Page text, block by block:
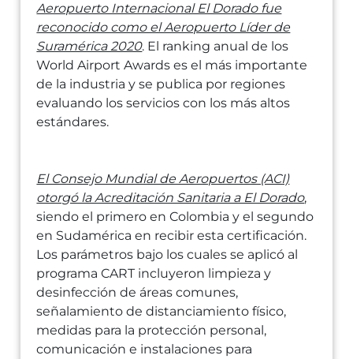
Aeropuerto Internacional El Dorado fue
reconocido como el Aeropuerto Líder de
Suramérica 2020. El ranking anual de los
World Airport Awards es el más importante
de la industria y se publica por regiones
evaluando los servicios con los más altos
estándares.
El Consejo Mundial de Aeropuertos (ACI)
otorgó la Acreditación Sanitaria a El Dorado,
siendo el primero en Colombia y el segundo
en Sudamérica en recibir esta certificación.
Los parámetros bajo los cuales se aplicó al
programa CART incluyeron limpieza y
desinfección de áreas comunes,
señalamiento de distanciamiento físico,
medidas para la protección personal,
comunicación e instalaciones para